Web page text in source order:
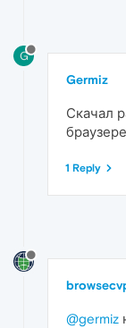
G
Germiz
Скачал
1 Reply
@germiz